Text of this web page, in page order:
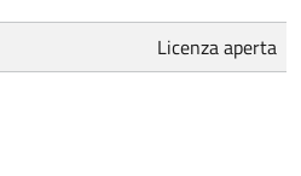
Licenza aperta